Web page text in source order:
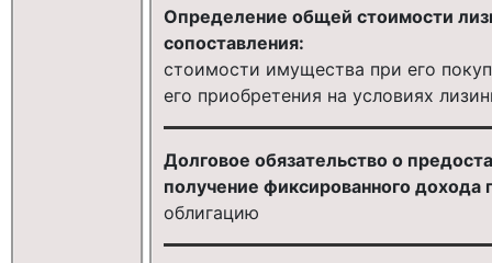
Определение общей стоимости
сопоставления:
стоимости имущества при его
его приобретения на условиях
Долговое обязательство о
получение фиксированного дохода
облигацию